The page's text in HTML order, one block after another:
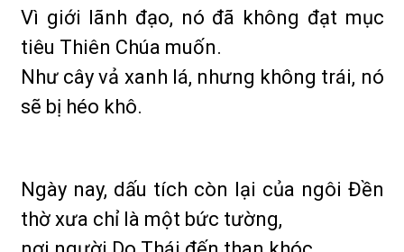
Vì giới lãnh đạo, nó đã không đạt mục
tiêu Thiên Chúa muốn.
Như cây vả xanh lá, nhưng không trái, nó
sẽ bị héo khô.
Ngày nay, dấu tích còn lại của ngôi Đền
thờ xưa chỉ là một bức tường,